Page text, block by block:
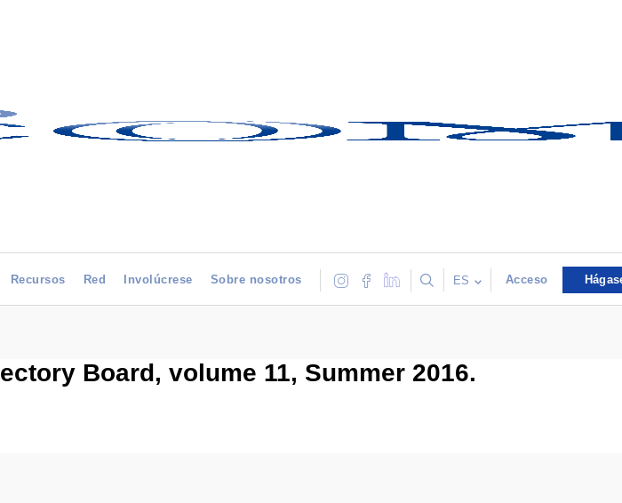
Recursos Red Involúcrese Sobre nosotros ES Acceso
Board, volume 11, Summer 2016.